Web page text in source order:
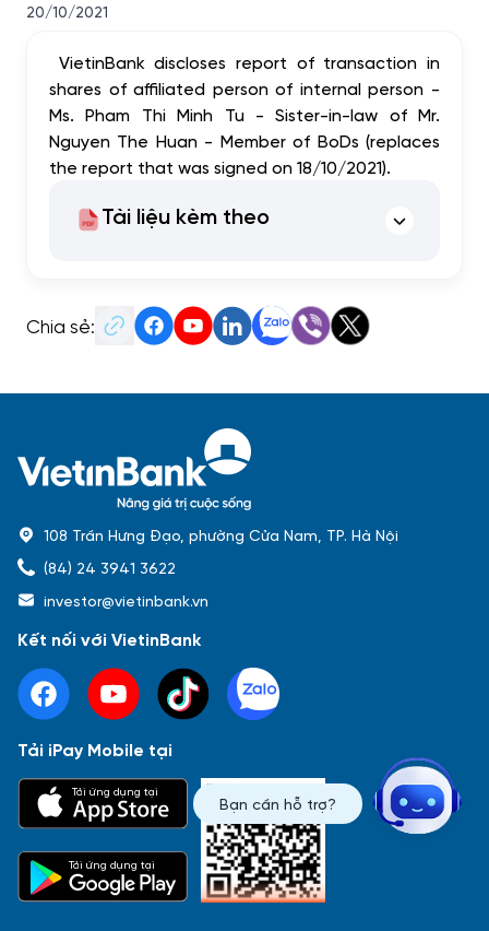
Báo cáo tài chính Thông tin giao dịch
Sự kiện
20/10/2021
VietinBank discloses report of transaction in
shares of affiliated person of internal person -
Ms. Pham Thi Minh Tu - Sister-in-law of Mr.
Nguyen The Huan - Member of BoDs (replaces
the report that was signed on 18/10/2021).
Tài liệu kèm theo
Chia sẻ:
Bạn cần hỗ trợ?
108 Trần Hưng Đạo, phường Cửa Nam, TP. Hà Nội
(84) 24 3941 3622
investor@vietinbank.vn
Kết nối với VietinBank
Tải iPay Mobile tại
Tải ứng dụng tại
Tải ứng dụng tại